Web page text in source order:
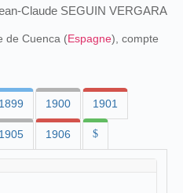
Claude SEGUIN VERGARA
de Cuenca (Espagne), compte
1899 1900 1901
1905 1906 $